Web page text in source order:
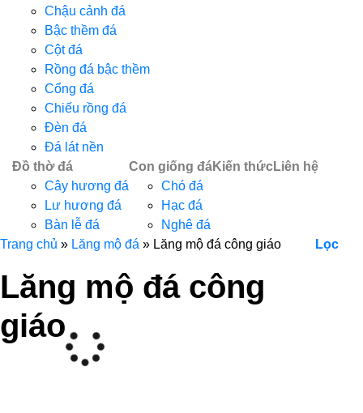
Chậu cảnh đá
Bậc thềm đá
Cột đá
Rồng đá bậc thềm
Cổng đá
Chiếu rồng đá
Đèn đá
Đá lát nền
Đồ thờ đá
Cây hương đá
Lư hương đá
Bàn lễ đá
Con giống đá
Chó đá
Hạc đá
Nghê đá
Kiến thứcLiên hệ
Trang chủ » Lăng mộ đá » Lăng mộ đá công giáo
Lăng mộ đá công
giáo
Lọc